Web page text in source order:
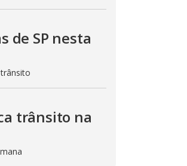
de SP nesta
trânsito na